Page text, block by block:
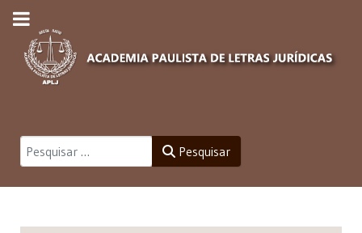
Pesquisar Pesquisar